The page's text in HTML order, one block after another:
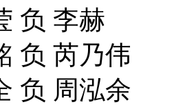
李赫
芮乃伟
周泓余